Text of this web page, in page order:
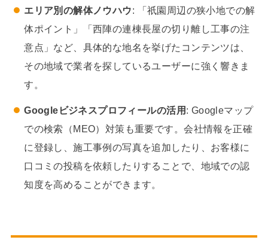
エリア別の解体ノウハウ: 「祇園周辺の狭小地での解
体ポイント」「西陣の連棟長屋の切り離し工事の注
意点」など、具体的な地名を挙げたコンテンツは、
その地域で業者を探しているユーザーに強く響きま
す。
Googleビジネスプロフィールの活用 : Googleマップ
での検索（MEO）対策も重要です。会社情報を正確
に登録し、施工事例の写真を追加したり、お客様に
口コミの投稿を依頼したりすることで、地域での認
知度を高めることができます。